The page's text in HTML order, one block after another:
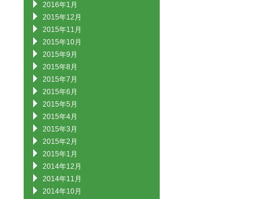
2016年1月
2015年12月
2015年11月
2015年10月
2015年9月
2015年8月
2015年7月
2015年6月
2015年5月
2015年4月
2015年3月
2015年2月
2015年1月
2014年12月
2014年11月
2014年10月